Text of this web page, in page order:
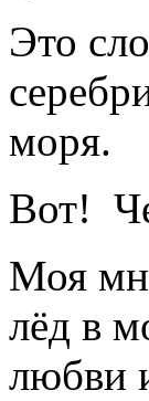
Это
моря.
Вот!
Моя
лёд в
любви